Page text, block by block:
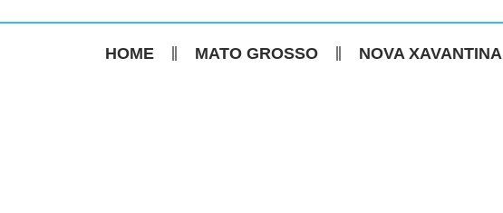
HOME MATO GROSSO NOVA XAVANTINA